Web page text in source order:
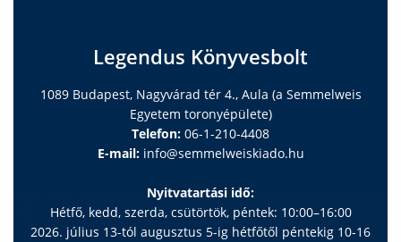
Legendus Könyvesbolt
1089 Budapest, Nagyvárad tér 4., Aula (a Semmelweis
Egyetem toronyépülete)
Telefon: 06-1-210-4408
E-mail: info@semmelweiskiado.hu
Nyitvatartási idő:
Hétfő, kedd, szerda, csütörtök, péntek: 10:00–16:00
2026. július 13-tól augusztus 5-ig hétfőtől péntekig 10-16